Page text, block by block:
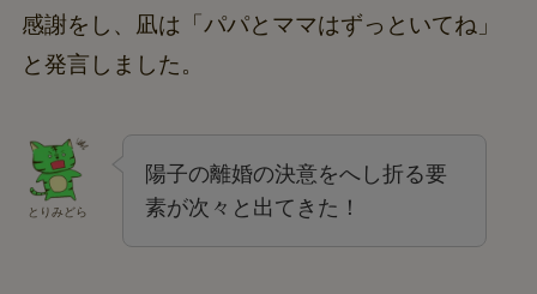
感謝をし、凪は「パパとママはずっといてね」
と発言しました。
とりみどら
陽子の離婚の決意をへし折る要
素が次々と出てきた！